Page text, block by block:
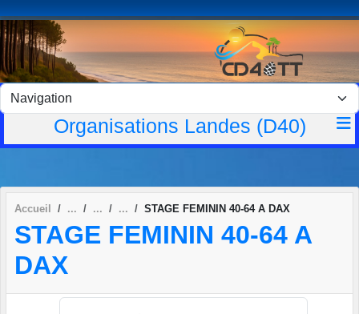
Organisations Landes (D40)
Accueil STAGE FEMININ 40-64 A DAX
STAGE FEMININ 40-64 A
DAX